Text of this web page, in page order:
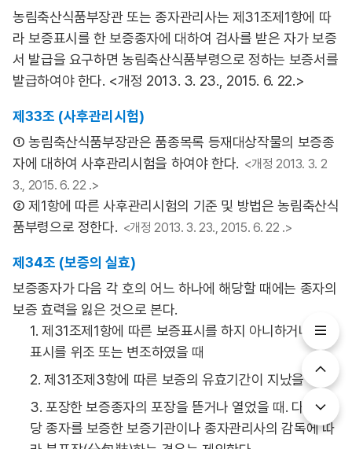
농림축산식품부장관 또는 종자관리사는 제31조제1항에 따
라 보증표시를 한 보증종자에 대하여 검사를 받은 자가 보증
서 발급을 요구하면 농림축산식품부령으로 정하는 보증서를
발급하여야 한다. <개정 2013. 3. 23., 2015. 6. 22.>
제33조 (사후관리시험)
① 농림축산식품부장관은 품종목록 등재대상작물의 보증종
자에 대하여 사후관리시험을 하여야 한다. <개정 2013. 3. 2
3., 2015. 6. 22 .>
② 제1항에 따른 사후관리시험의 기준 및 방법은 농림축산식
품부령으로 정한다. <개정 2013. 3. 23., 2015. 6. 22 .>
제34조 (보증의 실효)
보증종자가 다음 각 호의 어느 하나에 해당할 때에는 종자의
보증 효력을 잃은 것으로 본다.
1. 제31조제1항에 따른 보증표시를 하지 아니하거나 보증
표시를 위조 또는 변조하였을 때
2. 제31조제3항에 따른 보증의 유효기간이 지났을 때
3. 포장한 보증종자의 포장을 뜯거나 열었을 때. 다만, 해
당 종자를 보증한 보증기관이나 종자관리사의 감독에 따